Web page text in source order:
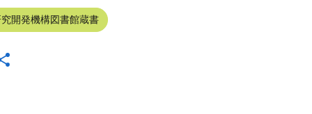
開発機構図書館蔵書